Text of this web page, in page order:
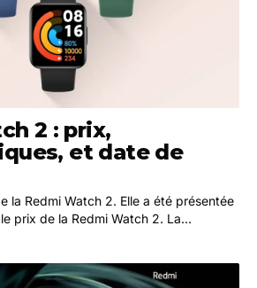
2 : prix,
et date de
la Redmi Watch 2. Elle a été présentée
prix de la Redmi Watch 2. La